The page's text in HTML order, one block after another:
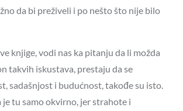
da bi preživeli i po nešto što nije bilo
knjige, vodi nas ka pitanju da li možda
takvih iskustava, prestaju da se
sadašnjost i budućnost, takođe su isto.
je tu samo okvirno, jer strahote i